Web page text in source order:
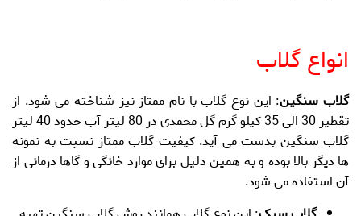
انواع گلاب
گلاب سنگین: این نوع گلاب با نام ممتاز نیز شناخته می شود. از
تقطیر 30 الی 35 کیلو گرم گل محمدی در 80 لیتر آب حدود 40 لیتر
گلاب سنگین بدست می آید. کیفیت گلاب ممتاز نسبت به نمونه
ها دیگر بالا بوده و به همین دلیل برای موارد خانگی و گاها درمانی از
آن استفاده می شود.